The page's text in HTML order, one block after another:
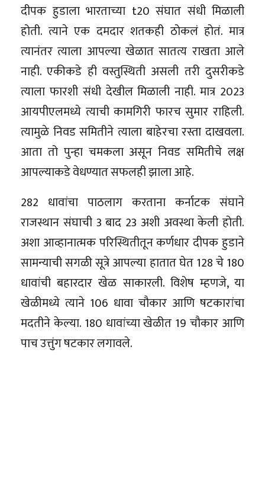
दीपक हुडाला भारताच्या t20 संघात संधी मिळाली
होती. त्याने एक दमदार शतकही ठोकलं होतं. मात्र
त्यानंतर त्याला आपल्या खेळात सातत्य राखता आले
नाही. एकीकडे ही वस्तुस्थिती असली तरी दुसरीकडे
त्याला फारशी संधी देखील मिळाली नाही. मात्र 2023
आयपीएलमध्ये त्याची कामगिरी फारच सुमार राहिली.
त्यामुळे निवड समितीने त्याला बाहेरचा रस्ता दाखवला.
आता तो पुन्हा चमकला असून निवड समितीचे लक्ष
आपल्याकडे वेधण्यात सफलही झाला आहे.
282 धावांचा पाठलाग करताना कर्नाटक संघाने
राजस्थान संघाची 3 बाद 23 अशी अवस्था केली होती.
अशा आव्हानात्मक परिस्थितीतून कर्णधार दीपक हुडाने
सामन्याची सगळी सूत्रे आपल्या हातात घेत 128 चे 180
धावांची बहारदार खेळ साकारली. विशेष म्हणजे, या
खेळीमध्ये त्याने 106 धावा चौकार आणि षटकारांचा
मदतीने केल्या. 180 धावांच्या खेळीत 19 चौकार आणि
पाच उत्तुंग षटकार लगावले.